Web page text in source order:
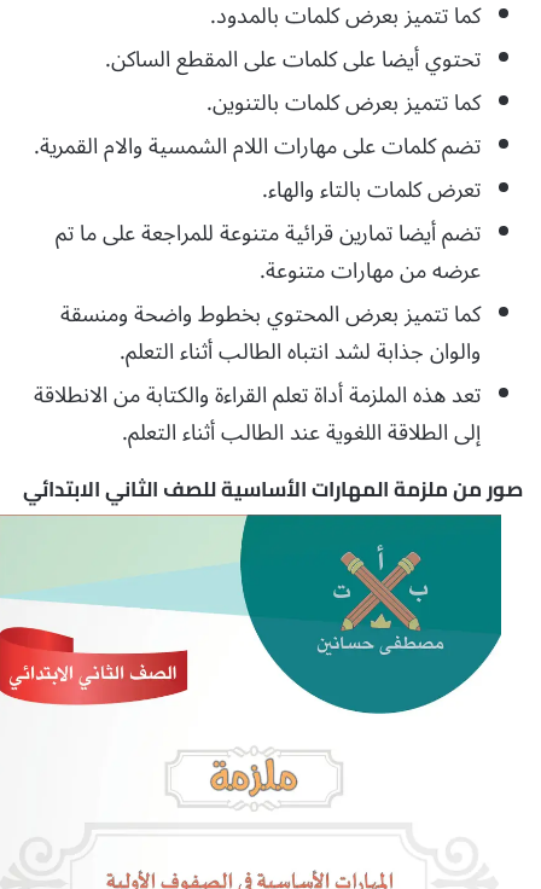
كما تتميز بعرض كلمات بالمدود.
تحتوي أيضا على كلمات على المقطع الساكن.
كما تتميز بعرض كلمات بالتنوين.
تضم كلمات على مهارات اللام الشمسية والام القمرية.
تعرض كلمات بالتاء والهاء.
تضم أيضا تمارين قرائية متنوعة للمراجعة على ما تم
عرضه من مهارات متنوعة.
كما تتميز بعرض المحتوي بخطوط واضحة ومنسقة
والوان جذابة لشد انتباه الطالب أثناء التعلم.
تعد هذه الملزمة أداة تعلم القراءة والكتابة من الانطلاقة
إلى الطلاقة اللغوية عند الطالب أثناء التعلم.
صور من ملزمة المهارات الأساسية للصف الثاني الابتدائي